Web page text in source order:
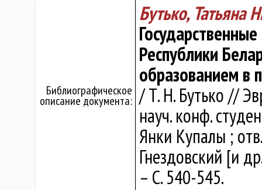
Библиографическое
описание документа:
Бутько, Татьяна
Республики
образованием в
/ Т. Н. Бутько //
науч. конф.
Янки Купалы ;
Гнездовский [и
– С. 540-545.